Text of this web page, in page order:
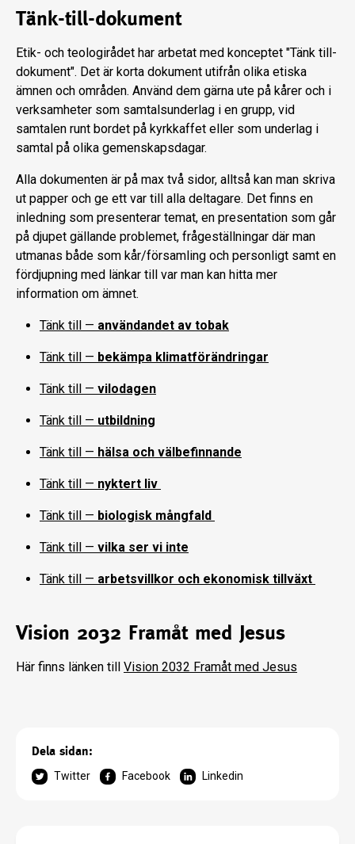
Tänk-till-dokument
Etik- och teologirådet har arbetat med konceptet "Tänk till-
dokument". Det är korta dokument utifrån olika etiska
ämnen och områden. Använd dem gärna ute på kårer och i
verksamheter som samtalsunderlag i en grupp, vid
samtalen runt bordet på kyrkkaffet eller som underlag i
samtal på olika gemenskapsdagar.
Alla dokumenten är på max två sidor, alltså kan man skriva
ut papper och ge ett var till alla deltagare. Det finns en
inledning som presenterar temat, en presentation som går
på djupet gällande problemet, frågeställningar där man
utmanas både som kår/församling och personligt samt en
fördjupning med länkar till var man kan hitta mer
information om ämnet.
Tänk till — användandet av tobak
Tänk till — bekämpa klimatförändringar
Tänk till — vilodagen
Tänk till — utbildning
Tänk till — hälsa och välbefinnande
Tänk till — nyktert liv
Tänk till — biologisk mångfald
Tänk till — vilka ser vi inte
Tänk till — arbetsvillkor och ekonomisk tillväxt
Vision 2032 Framåt med Jesus
Här finns länken till Vision 2032 Framåt med Jesus
Dela sidan:
Twitter Facebook Linkedin